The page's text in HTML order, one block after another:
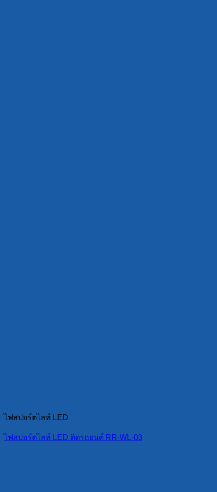
ไฟสปอร์ตไลท์ LED
ไฟสปอร์ตไลท์ LED ติดรถยนต์ RR-WL-03